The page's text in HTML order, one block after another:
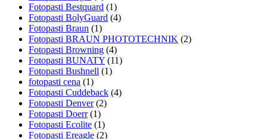
Fotopasti Bestquard (1)
Fotopasti BolyGuard (4)
Fotopasti Braun (1)
Fotopasti BRAUN PHOTOTECHNIK (2)
Fotopasti Browning (4)
Fotopasti BUNATY (11)
Fotopasti Bushnell (1)
fotopasti cena (1)
Fotopasti Cuddeback (4)
Fotopasti Denver(2)
Fotopasti Doerr(1)
Fotopasti Ecolite (1)
Fotopasti Ereagle (2)